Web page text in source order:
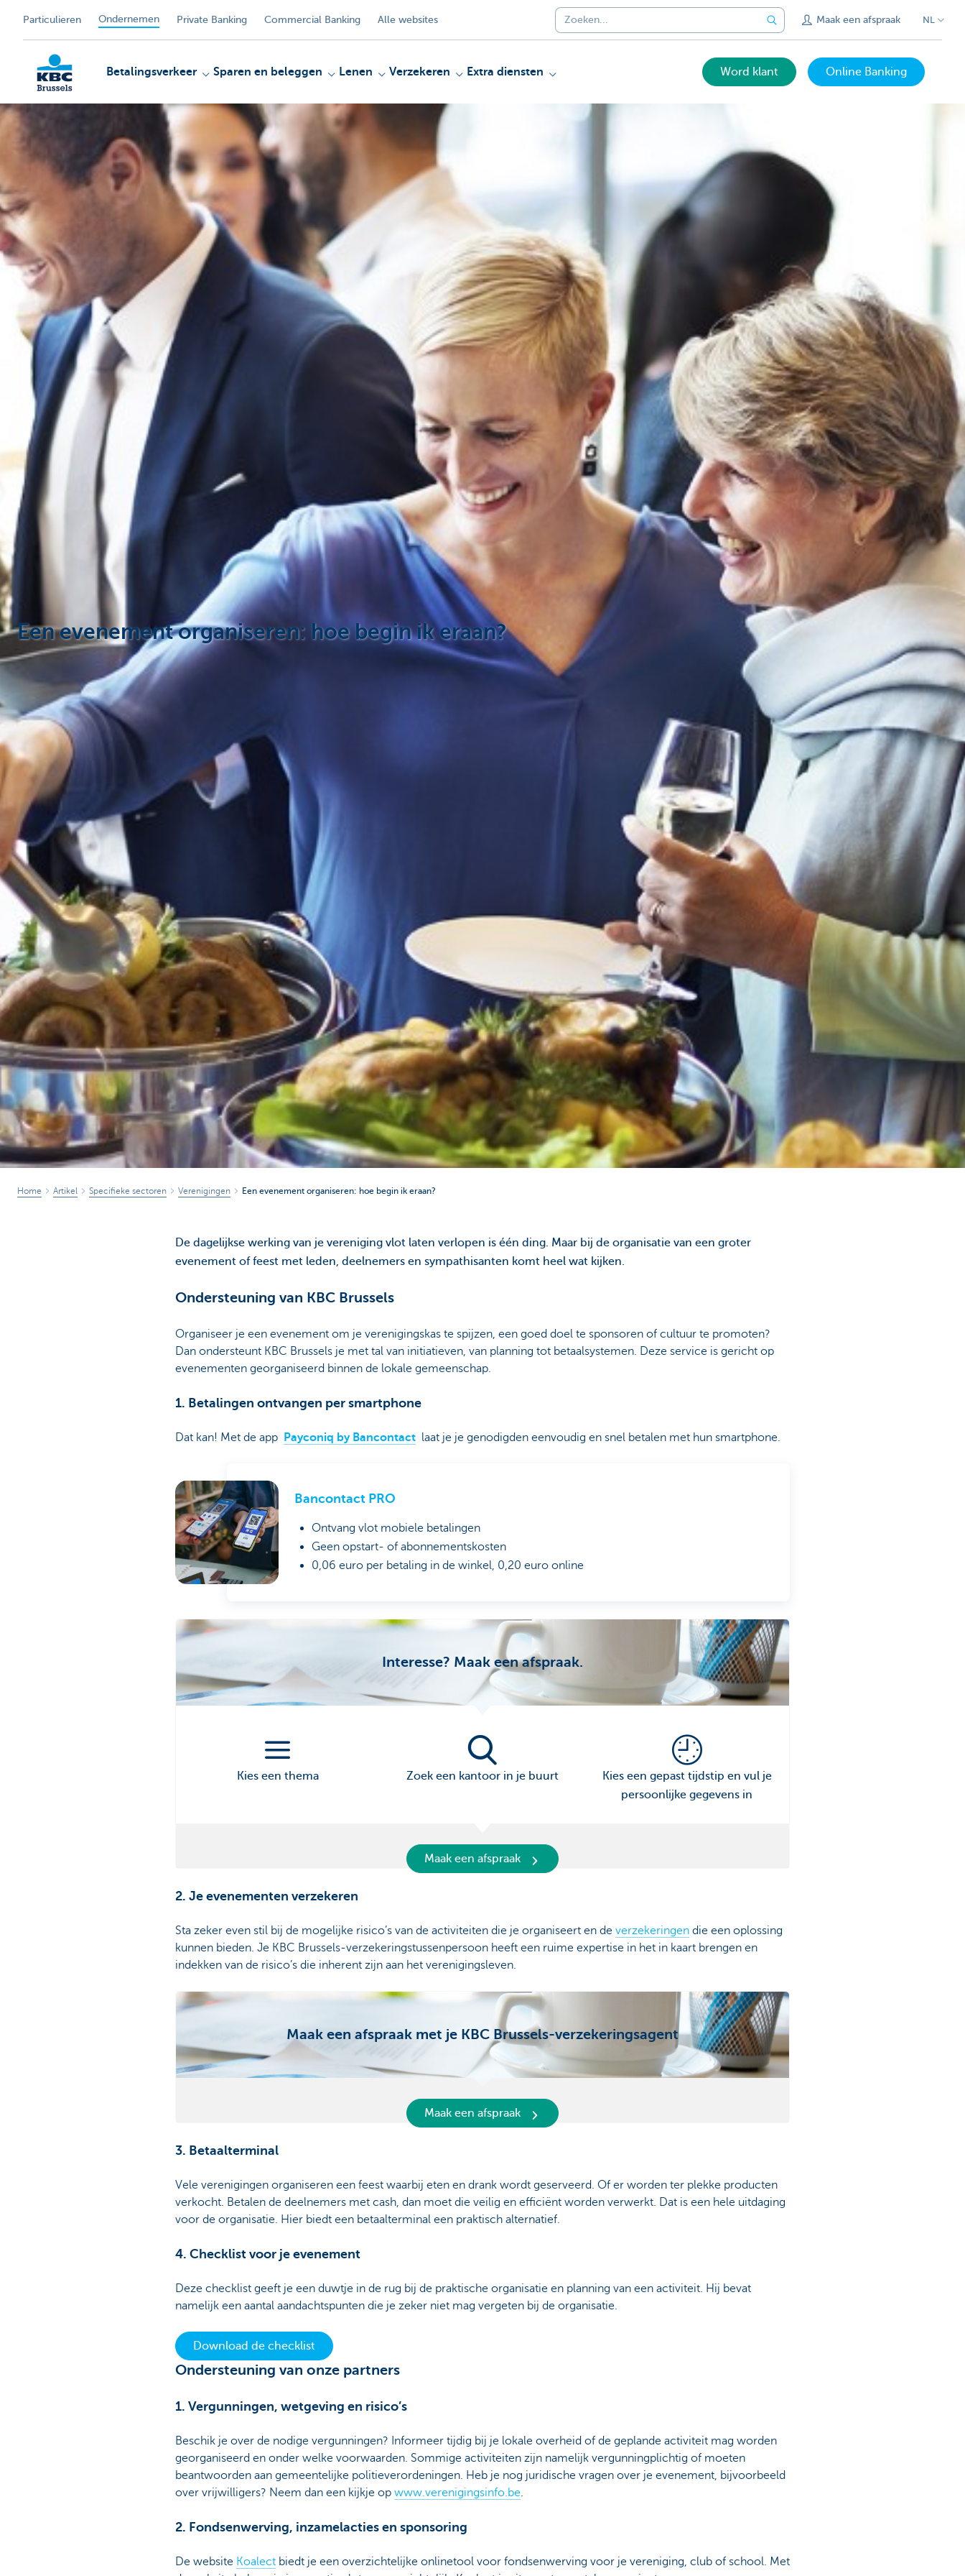
Particulieren Ondernemen Private Banking Commercial Banking Alle websites Maak een afspraak NL
Ondernemers
Betalingsverkeer Sparen en beleggen Lenen Verzekeren Extra diensten Word klant Online Banking
Een evenement organiseren: hoe begin ik eraan?
Home Artikel Specifieke sectoren Verenigingen Een evenement organiseren: hoe begin ik eraan?
De dagelijkse werking van je vereniging vlot laten verlopen is één ding. Maar bij de organisatie van een groter
evenement of feest met leden, deelnemers en sympathisanten komt heel wat kijken.
Ondersteuning van KBC Brussels
Organiseer je een evenement om je verenigingskas te spijzen, een goed doel te sponsoren of cultuur te promoten?
Dan ondersteunt KBC Brussels je met tal van initiatieven, van planning tot betaalsystemen. Deze service is gericht op
evenementen georganiseerd binnen de lokale gemeenschap.
1. Betalingen ontvangen per smartphone
Dat kan! Met de app Payconiq by Bancontact laat je je genodigden eenvoudig en snel betalen met hun smartphone.
Bancontact PRO
Ontvang vlot mobiele betalingen
Geen opstart- of abonnementskosten
0,06 euro per betaling in de winkel, 0,20 euro online
Interesse? Maak een afspraak.
Kies een thema Zoek een kantoor in je buurt
Kies een gepast tijdstip en vul je
persoonlijke gegevens in
Maak een afspraak
2. Je evenementen verzekeren
Sta zeker even stil bij de mogelijke risico’s van de activiteiten die je organiseert en de verzekeringen die een oplossing
kunnen bieden. Je KBC Brussels-verzekeringstussenpersoon heeft een ruime expertise in het in kaart brengen en
indekken van de risico’s die inherent zijn aan het verenigingsleven.
Maak een afspraak met je KBC Brussels-verzekeringsagent
Maak een afspraak
3. Betaalterminal
Vele verenigingen organiseren een feest waarbij eten en drank wordt geserveerd. Of er worden ter plekke producten
verkocht. Betalen de deelnemers met cash, dan moet die veilig en efficiënt worden verwerkt. Dat is een hele uitdaging
voor de organisatie. Hier biedt een betaalterminal een praktisch alternatief.
4. Checklist voor je evenement
Deze checklist geeft je een duwtje in de rug bij de praktische organisatie en planning van een activiteit. Hij bevat
namelijk een aantal aandachtspunten die je zeker niet mag vergeten bij de organisatie.
Download de checklist
Ondersteuning van onze partners
1. Vergunningen, wetgeving en risico’s
Beschik je over de nodige vergunningen? Informeer tijdig bij je lokale overheid of de geplande activiteit mag worden
georganiseerd en onder welke voorwaarden. Sommige activiteiten zijn namelijk vergunningplichtig of moeten
beantwoorden aan gemeentelijke politieverordeningen. Heb je nog juridische vragen over je evenement, bijvoorbeeld
over vrijwilligers? Neem dan een kijkje op www.verenigingsinfo.be.
2. Fondsenwerving, inzamelacties en sponsoring
De website Koalect biedt je een overzichtelijke onlinetool voor fondsenwerving voor je vereniging, club of school. Met